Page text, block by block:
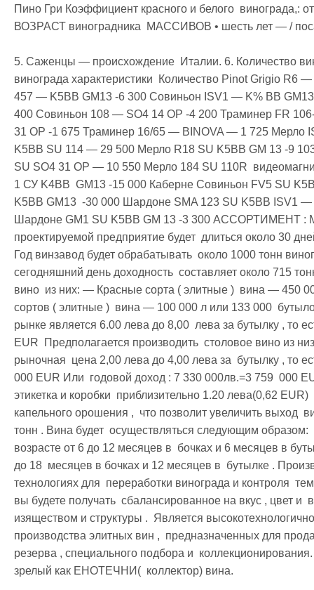
Пино Гри Коэффициент красного и белого  винограда,:
ВОЗРАСТ виноградника  МАССИВОВ • шесть лет — /
5. Саженцы — происхождение  Италии. 6. Количество
винограда характеристики  Количество Pinot Grigio
457 — K5BB GM13 -6 300 Совиньон ISV1 — K% BB
400 Совиньон 108 — SO4 14 OP -4 200 Траминер FR
31 OP -1 675 Траминер 16/65 — BINOVA — 1 725 Мерло
K5BB SU 114 — 29 500 Мерло R18 SU K5BB GM 13 -9
SU SO4 31 OP — 10 550 Мерло 184 SU 110R
1 СУ K4BB  GM13 -15 000 Каберне Совиньон FV5 SU
K5BB GM13  -30 000 Шардоне SMA 123 SU K5BB ISV1
Шардоне GM1 SU K5BB GM 13 -3 300 АССОРТИМЕНТ :
проектируемой предприятие будет  длиться около 30
Год винзавод будет обрабатывать  около 1000 тонн
сегодняшний день доходность  составляет около 715
вино  из них: — Красные сорта ( элитные )  вина — 450
сортов ( элитные )  вина — 100 000 л или 133 000
рынке является 6.00 лева до 8,00  лева за бутылку , то
EUR  Предполагается производить  столовое вино из
рыночная  цена 2,00 лева до 4,00 лева за  бутылку , то
000 EUR Или  годовой доход : 7 330 000лв.=3 759  000
этикетка и коробки  приблизительно 1.20 лева(0,62
капельного орошения ,  что позволит увеличить выход
тонн . Вина будет  осуществляться следующим
возрасте от 6 до 12 месяцев в  бочках и 6 месяцев в
до 18  месяцев в бочках и 12 месяцев в  бутылке .
технологиях для  переработки винограда и контроля
вы будете получать  сбалансированное на вкус , цвет
изяществом и структуры .  Является
производства элитных вин ,  предназначенных для
резерва , специального подбора и
зрелый как ЕНОТЕЧНИ(  коллектор) вина.